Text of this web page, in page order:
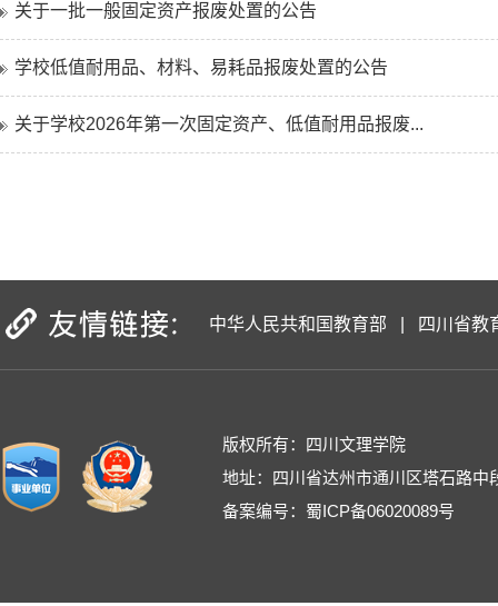
关于一批一般固定资产报废处置的公告
学校低值耐用品、材料、易耗品报废处置的公告
关于学校2026年第一次固定资产、低值耐用品报废...
中华人民共和国教育部 四川省教
版权所有：四川文理学院
地址：四川省达州市通川区塔石路中
备案编号：蜀ICP备06020089号